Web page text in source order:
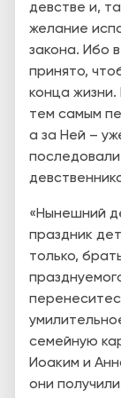
девстве и,
желание
закона. Ибо
принято,
конца
тем самым
а за Ней –
«Нынешний
праздник
только,
семейную
Иоаким и
они